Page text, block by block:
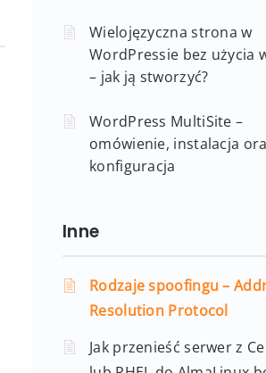
Wielojęzyczna strona w
WordPressie bez użycia
– jak ją stworzyć?
WordPress MultiSite –
omówienie, instalacja
konfiguracja
Inne
Rodzaje spoofingu –
Resolution Protocol
Jak przenieść serwer z